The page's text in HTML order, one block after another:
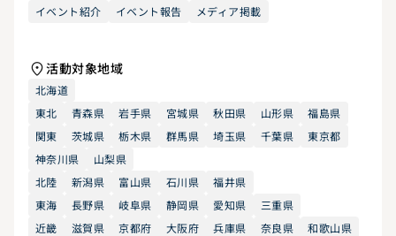
イベント紹介
イベント報告 メディア掲載
活動対象地域
北海道
東北
青森県 岩手県 宮城県 秋田県 山形県
福島県
関東
茨城県 栃木県 群馬県 埼玉県 千葉県
東京都
神奈川県
山梨県
北陸
新潟県 富山県 石川県
福井県
東海
長野県 岐阜県 静岡県 愛知県
三重県
近畿
滋賀県 京都府 大阪府 兵庫県 奈良県
和歌山県